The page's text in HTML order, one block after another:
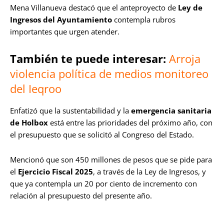
Mena Villanueva destacó que el anteproyecto de Ley de
Ingresos del Ayuntamiento contempla rubros
importantes que urgen atender.
También te puede interesar: Arroja
violencia política de medios monitoreo
del Ieqroo
Enfatizó que la sustentabilidad y la emergencia sanitaria
de Holbox está entre las prioridades del próximo año, con
el presupuesto que se solicitó al Congreso del Estado.
Mencionó que son 450 millones de pesos que se pide para
el Ejercicio Fiscal 2025, a través de la Ley de Ingresos, y
que ya contempla un 20 por ciento de incremento con
relación al presupuesto del presente año.